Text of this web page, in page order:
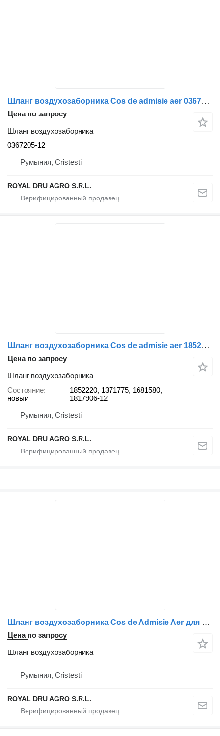
Шланг воздухозаборника Cos de admisie aer 0367205-12 для грузовика DAF
Цена по запросу
Шланг воздухозаборника
0367205-12
Румыния, Cristesti
ROYAL DRU AGRO S.R.L.
Шланг воздухозаборника Cos de admisie aer 1852220 для грузовика DAF 1852220 1371775 1681580 1817906
Цена по запросу
Шланг воздухозаборника
Состояние
новый
1852220, 1371775, 1681580,
1817906-12
Румыния, Cristesti
ROYAL DRU AGRO S.R.L.
Шланг воздухозаборника Cos de Admisie Aer для грузовика DAF 1852220 / 1371775 / 1681580 / 1817906
Цена по запросу
Шланг воздухозаборника
Румыния, Cristesti
ROYAL DRU AGRO S.R.L.